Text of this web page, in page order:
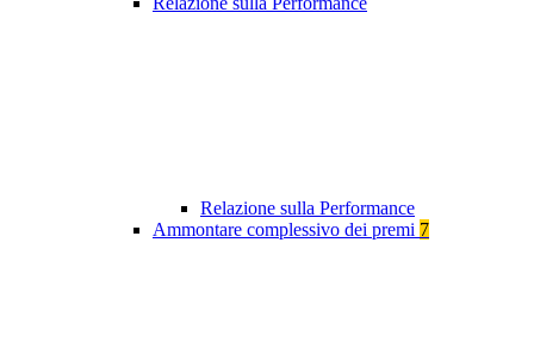
Relazione sulla Performance
Ammontare complessivo dei premi 7